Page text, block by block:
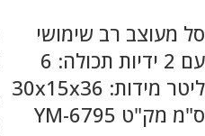
סל מעוצב רב שימושי
עם 2 ידיות תכולה: 6
ליטר מידות: 30x15x36
ס"מ מק"ט YM-6795